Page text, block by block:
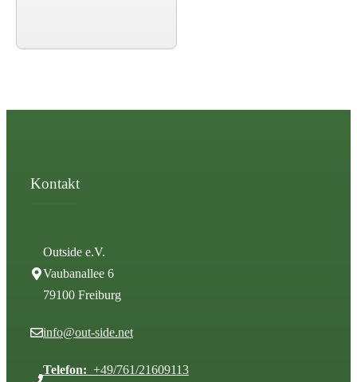
Kontakt
Outside e.V.
Vaubanallee 6
79100 Freiburg
info@out-side.net
Telefon: +49/761/21609113